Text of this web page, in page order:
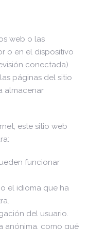
web o las
o en el dispositivo
conectada)
páginas del sitio
almacenar
este sitio web
funcionar
el idioma que ha
del usuario.
anónima, como qué